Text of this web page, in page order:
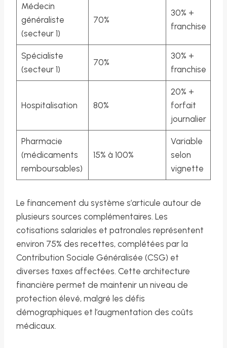
Médecin
généraliste
(secteur 1)
70%
30% +
franchise
Spécialiste
(secteur 1)
70%
30% +
franchise
Hospitalisation 80%
20% +
forfait
journalier
Pharmacie
(médicaments
remboursables)
15% à 100%
Variable
selon
vignette
Le financement du système s’articule autour de
plusieurs sources complémentaires. Les
cotisations salariales et patronales représentent
environ 75% des recettes, complétées par la
Contribution Sociale Généralisée (CSG) et
diverses taxes affectées. Cette architecture
financière permet de maintenir un niveau de
protection élevé, malgré les défis
démographiques et l’augmentation des coûts
médicaux.